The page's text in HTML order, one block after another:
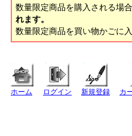
数量限定商品を購入される場
れます。
数量限定商品を買い物かごに
ホーム ログイン 新規登録 カ